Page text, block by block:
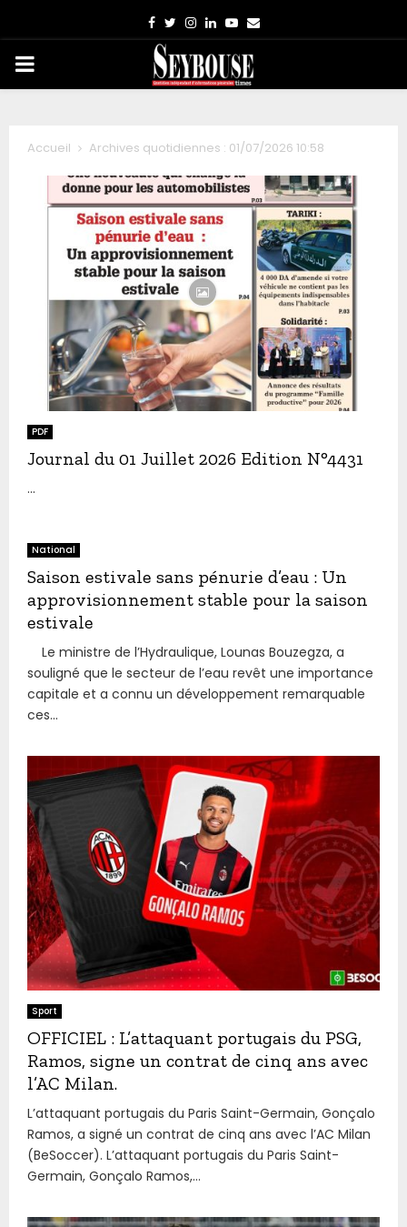
Facebook
TwitterInstagram
LinkedinYoutube
Email
PRIMARY
Accueil Archives quotidiennes : 01/07/2026 10:58
PDF
Journal du 01 Juillet 2026 Edition N°4431
...
National
Saison estivale sans pénurie d’eau : Un
approvisionnement stable pour la saison
estivale
Le ministre de l’Hydraulique, Lounas Bouzegza, a
souligné que le secteur de l’eau revêt une importance
capitale et a connu un développement remarquable
ces...
Sport
OFFICIEL : L’attaquant portugais du PSG,
Ramos, signe un contrat de cinq ans avec
l’AC Milan.
L’attaquant portugais du Paris Saint-Germain, Gonçalo
Ramos, a signé un contrat de cinq ans avec l’AC Milan
(BeSoccer). L’attaquant portugais du Paris Saint-
Germain, Gonçalo Ramos,...